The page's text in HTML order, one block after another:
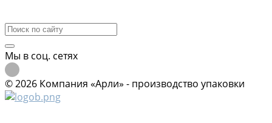
Мы в соц. сетях
© 2026 Компания «Арли» - производство упаковки